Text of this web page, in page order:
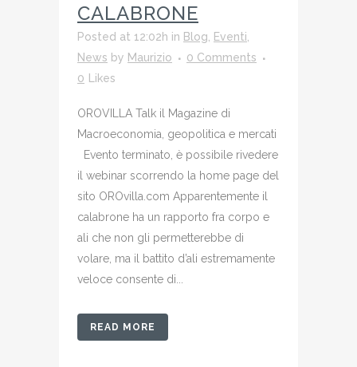
CALABRONE
Posted at 12:02h in Blog Eventi
News by Maurizio
0 Comments
0
Likes
OROVILLA Talk il Magazine di
Macroeconomia, geopolitica e mercati
Evento terminato, è possibile rivedere
il webinar scorrendo la home page del
sito OROvilla.com Apparentemente il
calabrone ha un rapporto fra corpo e
ali che non gli permetterebbe di
volare, ma il battito d’ali estremamente
veloce consente di...
READ MORE